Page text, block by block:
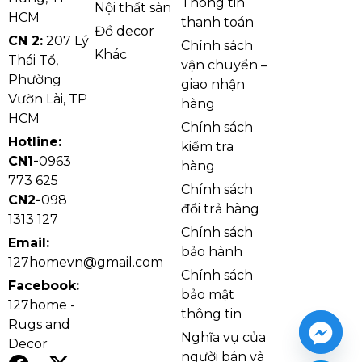
nhám mịn hạn chế vết xước, giữ bàn như mới
lâu dài.
Chịu nhiệt tốt:
đặt nồi ấm, đĩa nóng không lo
hằn dấu, an tâm dùng mỗi ngày.
Chống thấm nước:
hạn chế thấm bẩn, lau sạch
nhanh, tiết kiệm thời gian dọn dẹp.
Đa kích thước – dễ phối chân bàn:
với nhiều kiểu chân từ 1m2 đến 1m8, linh hoạt
cho căn hộ và nhà phố.
Thẩm mỹ tinh tế:
nền trắng vân sọc giúp
không gian sáng và hiện đại, dễ phối ghế nhiều
màu.
HCM
CN 2: 207 Lý
Thái Tổ,
Phường
Vườn Lài, TP
HCM
Hotline:
CN1-0963
773 625
CN2-098
1313 127
Email:
127homevn@gmail.com
Facebook:
127home -
Rugs and
Decor
Nội thất sàn
Đồ decor
Khác
thanh toán
Chính sách
vận chuyển –
giao nhận
hàng
Chính sách
kiểm tra
hàng
Chính sách
đổi trả hàng
Chính sách
bảo hành
Chính sách
bảo mật
thông tin
Nghĩa vụ của
người bán và